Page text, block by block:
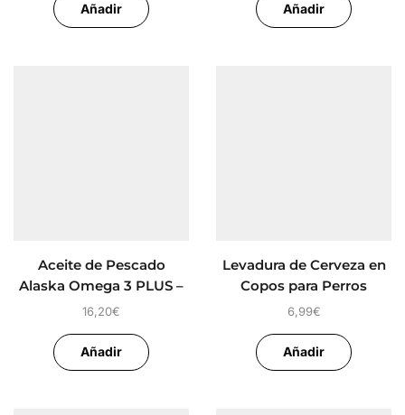
Añadir Añadir
Aceite de Pescado
Alaska Omega 3 PLUS –
Schesir
16,20€
Añadir
Levadura de Cerveza en
Copos para Perros
6,99€
Añadir